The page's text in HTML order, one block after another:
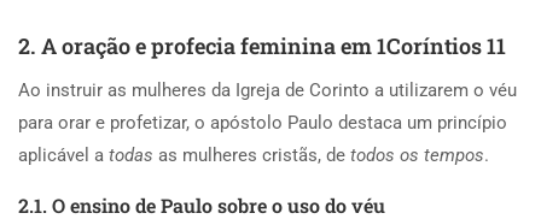
2. A oração e profecia feminina em 1Coríntios 11
Ao instruir as mulheres da Igreja de Corinto a utilizarem o véu
para orar e profetizar, o apóstolo Paulo destaca um princípio
aplicável a todas as mulheres cristãs, de todos os tempos.
2.1. O ensino de Paulo sobre o uso do véu